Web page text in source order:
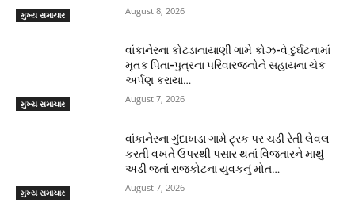
મુખ્ય સમાચાર August 8, 2026
મુખ્ય સમાચાર
વાંકાનેરના કોટડાનાયાણી ગામે કોઝ-વે દુર્ઘટનામાં
મૃતક પિતા-પુત્રના પરિવારજનોને સહાયના ચેક
અર્પણ કરાયા…
August 7, 2026
મુખ્ય સમાચાર
વાંકાનેરના ગુંદાખડા ગામે ટ્રક પર ચડી રેતી લેવલ
કરતી વખતે ઉપરથી પસાર થતાં વિજતારને માથું
અડી જતાં રાજકોટના યુવકનું મોત…
August 7, 2026